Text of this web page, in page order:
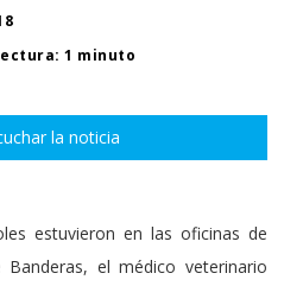
1 minuto
la noticia
estuvieron en las oficinas de
Banderas, el médico veterinario